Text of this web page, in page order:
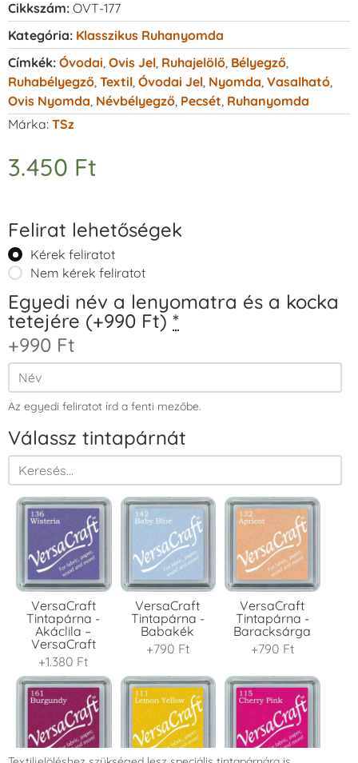
Cikkszám: OVT-177
Kategória: Klasszikus Ruhanyomda
Címkék: Óvodai Ovis Jel Ruhajelölő Bélyegző
Ruhabélyegző Textil Óvodai Jel Nyomda Vasalható
Ovis Nyomda Névbélyegző Pecsét Ruhanyomda
Márka: TSz
3.450 Ft
Felirat lehetőségek
Kérek feliratot
Nem kérek feliratot
Egyedi név a lenyomatra és a kocka
tetejére (+990 Ft) *
+990 Ft
Az egyedi feliratot írd a fenti mezőbe.
Válassz tintapárnát
VersaCraft
Tintapárna -
Akáclila –
VersaCraft
+1.380 Ft
VersaCraft
Tintapárna -
Babakék
+790 Ft
VersaCraft
Tintapárna -
Baracksárga
+790 Ft